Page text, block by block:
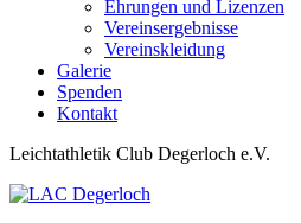
Ehrungen und Lizenzen
Vereinsergebnisse
Vereinskleidung
Galerie
Spenden
Kontakt
Leichtathletik Club Degerloch e.V.